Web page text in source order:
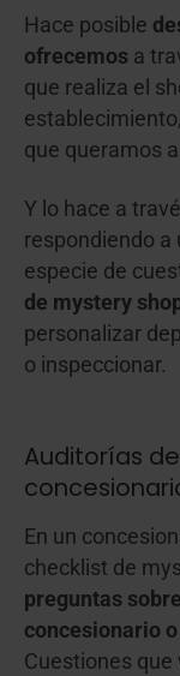
Hace posible
ofrecemos a
que realiza e l
que queramos
Y lo hace a
respondiendo a
especie de
de mystery
personalizar
o inspeccionar.
Auditorías
En un
checklist de
preguntas
concesionario
Cuestiones que